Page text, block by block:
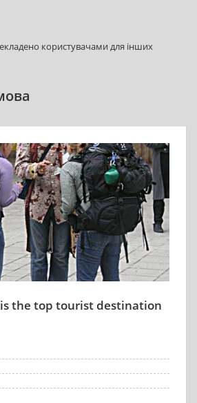
користувачами для інших
the top tourist destination